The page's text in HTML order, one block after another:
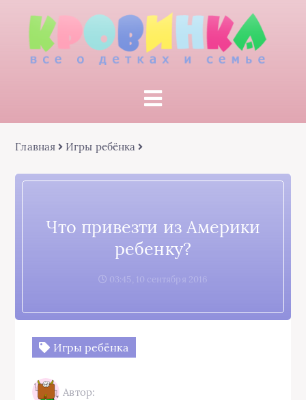
Главная Игры ребёнка
Что привезти из Америки
ребенку?
03:45, 10 сентября 2016
Игры ребёнка
Автор: